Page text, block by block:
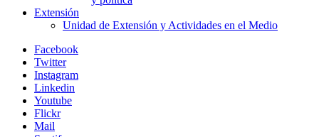
Extensión
Unidad de Extensión y Actividades en el Medio
Facebook
Twitter
Instagram
Linkedin
Youtube
Flickr
Mail